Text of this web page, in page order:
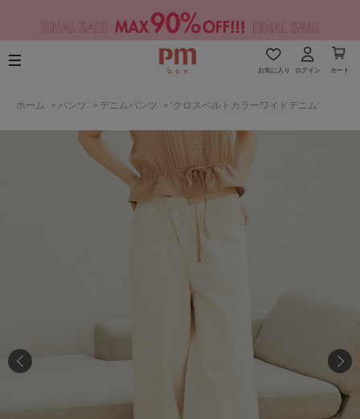
お気に入り ログイン カート
ホーム > パンツ > デニムパンツ > ’クロスベルトカラーワイドデニム’